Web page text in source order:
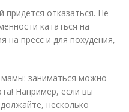
придется отказаться. Не
кататься на
на пресс и для похудения,
заниматься можно
Например, если вы
несколько